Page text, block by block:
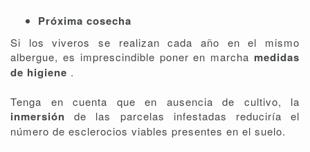
Próxima cosecha
Si los viveros se realizan cada año en el mismo
albergue, es imprescindible poner en marcha medidas
de higiene .
Tenga en cuenta que en ausencia de cultivo, la
inmersiónde las parcelas infestadas reduciría el
número de esclerocios viables presentes en el suelo.